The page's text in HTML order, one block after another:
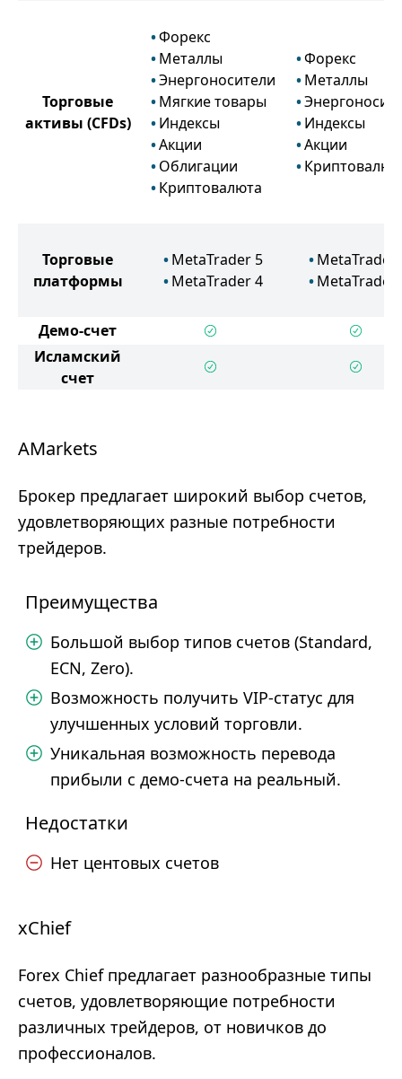
Торговые
активы (CFDs)
Форекс
Металлы
Энергоносители
Мягкие товары
Индексы
Акции
Облигации
Криптовалюта
Форекс
Металлы
Индексы
Акции
Торговые
платформы
MetaTrader 5
MetaTrader 4
MetaTrader
MetaTrader
Демо-счет
Исламский
счет
AMarkets
Брокер предлагает широкий выбор счетов,
удовлетворяющих разные потребности
трейдеров.
Преимущества
Большой выбор типов счетов (Standard,
ECN, Zero).
Возможность получить VIP-статус для
улучшенных условий торговли.
Уникальная возможность перевода
прибыли с демо-счета на реальный.
Недостатки
Нет центовых счетов
xChief
Forex Chief предлагает разнообразные типы
счетов, удовлетворяющие потребности
различных трейдеров, от новичков до
профессионалов.